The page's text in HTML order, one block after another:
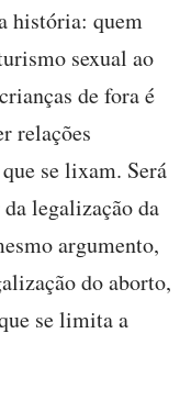
história: quem
sexual ao
de fora é
relações
se lixam. Será
legalização da
argumento,
do aborto,
se limita a